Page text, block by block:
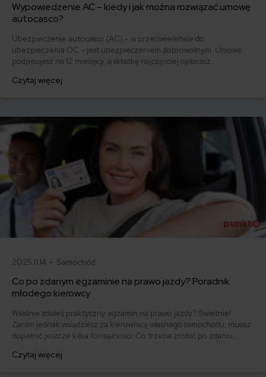
Wypowiedzenie AC – kiedy i jak można rozwiązać umowę
autocasco?
Ubezpieczenie autocasco (AC) – w przeciwieństwie do
ubezpieczenia OC – jest ubezpieczeniem dobrowolnym. Umowę
podpisujesz na 12 miesięcy, a składkę najczęściej opłacasz
ofertę lub zdecydowałeś się sprzedać samochód w trakcie trwania
Czytaj więcej
2025.11.14 • Samochód
Co po zdanym egzaminie na prawo jazdy? Poradnik
młodego kierowcy
Właśnie zdałeś praktyczny egzamin na prawo jazdy? Świetnie!
Zanim jednak wsiądziesz za kierownicą własnego samochodu, musisz
dopełnić jeszcze kilka formalności. Co trzeba zrobić po zdaniu
którym szybko załatwisz sprawy urzędowe i będziesz mógł prowadzić
Czytaj więcej